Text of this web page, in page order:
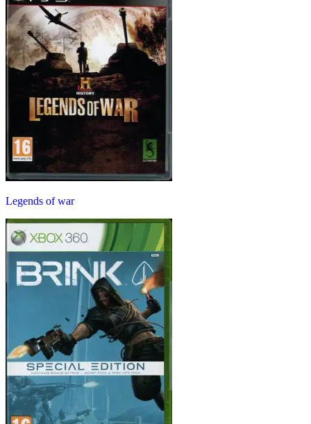
Legends of war